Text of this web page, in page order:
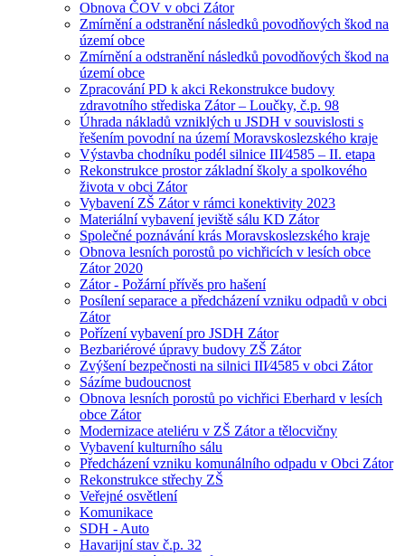
Obnova ČOV v obci Zátor
Zmírnění a odstranění následků povodňových škod na
území obce
Zmírnění a odstranění následků povodňových škod na
území obce
Zpracování PD k akci Rekonstrukce budovy
zdravotního střediska Zátor – Loučky, č.p. 98
Úhrada nákladů vzniklých u JSDH v souvislosti s
řešením povodní na území Moravskoslezského kraje
Výstavba chodníku podél silnice III⁄4585 – II. etapa
Rekonstrukce prostor základní školy a spolkového
života v obci Zátor
Vybavení ZŠ Zátor v rámci konektivity 2023
Materiální vybavení jeviště sálu KD Zátor
Společné poznávání krás Moravskoslezského kraje
Obnova lesních porostů po vichřicích v lesích obce
Zátor 2020
Zátor - Požární přívěs pro hašení
Posílení separace a předcházení vzniku odpadů v obci
Zátor
Pořízení vybavení pro JSDH Zátor
Bezbariérové úpravy budovy ZŠ Zátor
Zvýšení bezpečnosti na silnici III⁄4585 v obci Zátor
Sázíme budoucnost
Obnova lesních porostů po vichřici Eberhard v lesích
obce Zátor
Modernizace ateliéru v ZŠ Zátor a tělocvičny
Vybavení kulturního sálu
Předcházení vzniku komunálního odpadu v Obci Zátor
Rekonstrukce střechy ZŠ
Veřejné osvětlení
Komunikace
SDH - Auto
Havarijní stav č.p. 32